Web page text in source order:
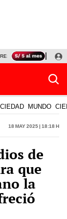
HOY
MUNDO
18 May 2025 | 18:18 h
de
que
la